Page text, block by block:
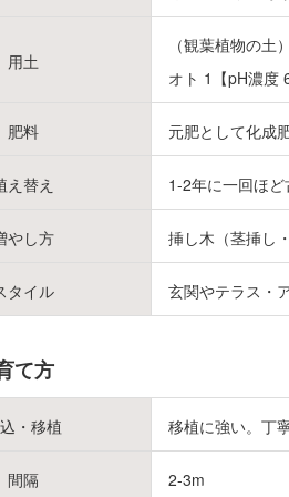
用土
（観葉植物の
オト 1【pH濃度
肥料 元肥として化成
え替え 1-2年に一回ほ
やし方 挿し木（茎挿し
タイル 玄関やテラス・
て方
・移植 移植に強い。丁
間隔 2-3m